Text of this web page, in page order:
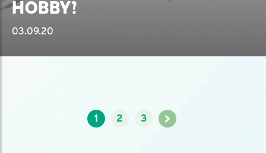
HOBBY?
03.09.20
1 2 3 >